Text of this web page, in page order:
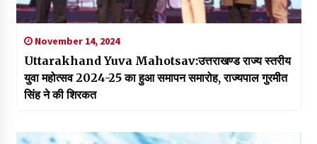
November 14, 2024
Uttarakhand Yuva Mahotsav:उत्तराखण्ड राज्य स्तरीय
युवा महोत्सव 2024-25 का हुआ समापन समारोह, राज्यपाल गुरमीत
सिंह ने की शिरकत